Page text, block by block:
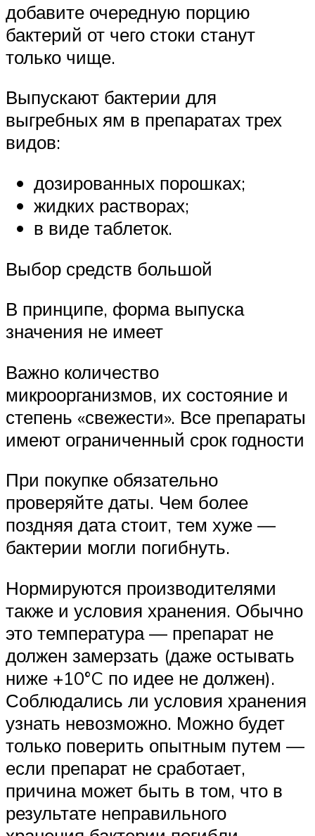
добавите очередную порцию
бактерий от чего стоки станут
только чище.
Выпускают бактерии для
выгребных ям в препаратах трех
видов:
дозированных порошках;
жидких растворах;
в виде таблеток.
Выбор средств большой
В принципе, форма выпуска
значения не имеет
Важно количество
микроорганизмов, их состояние и
степень «свежести». Все препараты
имеют ограниченный срок годности
При покупке обязательно
проверяйте даты. Чем более
поздняя дата стоит, тем хуже —
бактерии могли погибнуть.
Нормируются производителями
также и условия хранения. Обычно
это температура — препарат не
должен замерзать (даже остывать
ниже +10°C по идее не должен).
Соблюдались ли условия хранения
узнать невозможно. Можно будет
только поверить опытным путем —
если препарат не сработает,
причина может быть в том, что в
результате неправильного